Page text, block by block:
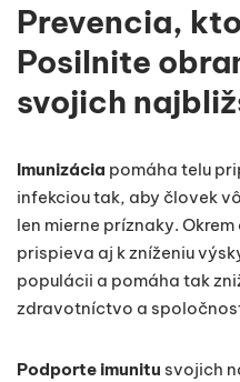
Prevencia,
Posilnite
svojich
Imunizácia pomáha telu
infekciou tak, aby človek
len mierne príznaky.
prispieva aj k zníženiu
populácii a pomáha tak
zdravotníctvo a
Podporte imunitu svojich